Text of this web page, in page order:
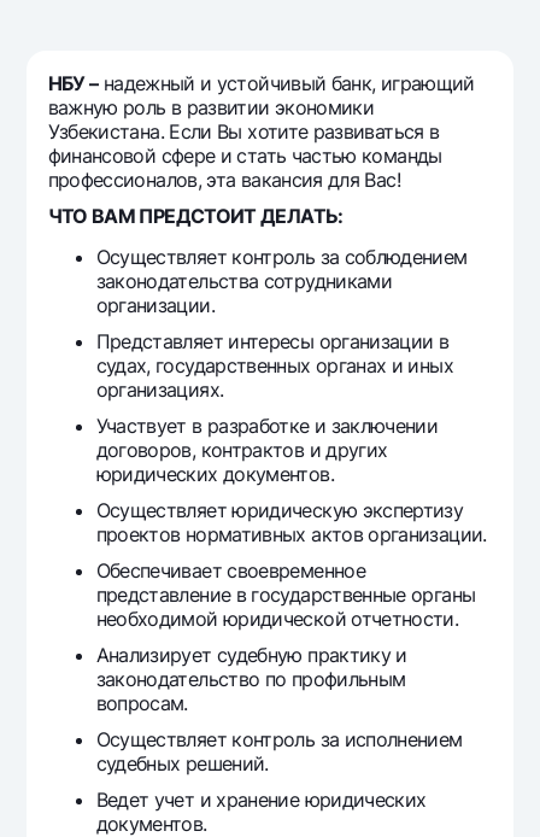
Talab qilib olinguncha USD
Oltin omonat
NBU’dan oltin quymalar
Visa
Visa FIFA
Mastercard
Ish haqi
Garmin pay
Tariflar
Aksiyalar
Milliy mobil ilovasi
Ko'p beriladigan savollar
Sayt bo‘yicha qidiring
Qidirish
Foydali havolalar
Ko'p beriladigan savollar
Matbuot markazi
Ofis va bankomatlar
Shaxsiy ma'lumotlarni qayta ishlashga rozilik berish
Bizni ijtimoiy tarmoqlarda kuzatib boring
Aloqa markazi
+998 78 148-00-101344
НБУ –надежный и устойчивый банк, играющий
важную роль в развитии экономики
Узбекистана. Если Вы хотите развиваться в
финансовой сфере и стать частью команды
профессионалов, эта вакансия для Вас!
ЧТО ВАМ ПРЕДСТОИТ ДЕЛАТЬ:
Осуществляет контроль за соблюдением
законодательства сотрудниками
организации.
Представляет интересы организации в
судах, государственных органах и иных
организациях.
Участвует в разработке и заключении
договоров, контрактов и других
юридических документов.
Осуществляет юридическую экспертизу
проектов нормативных актов организации.
Обеспечивает своевременное
представление в государственные органы
необходимой юридической отчетности.
Анализирует судебную практику и
законодательство по профильным
вопросам.
Осуществляет контроль за исполнением
судебных решений.
Ведет учет и хранение юридических
документов.